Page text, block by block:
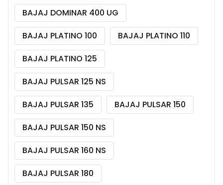
BAJAJ DOMINAR 400 UG
BAJAJ PLATINO 100
BAJAJ PLATINO 110
BAJAJ PLATINO 125
BAJAJ PULSAR 125 NS
BAJAJ PULSAR 135
BAJAJ PULSAR 150
BAJAJ PULSAR 150 NS
BAJAJ PULSAR 160 NS
BAJAJ PULSAR 180